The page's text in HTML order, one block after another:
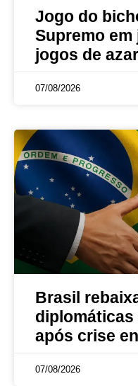
Jogo do
Supremo
jogos de
07/08/2026
Brasil
diplomáticas
após crise
07/08/2026